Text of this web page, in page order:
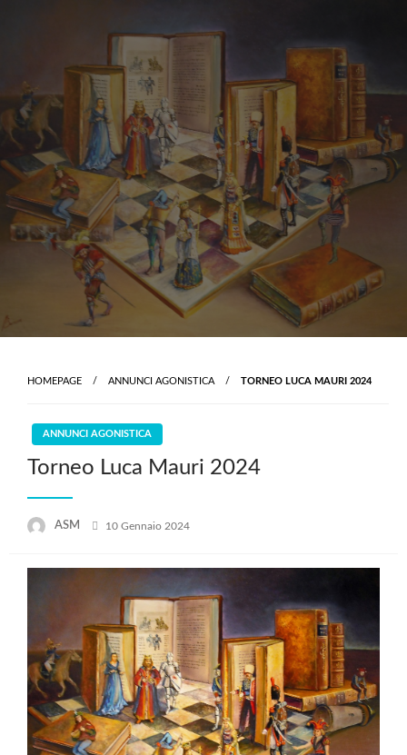
HOMEPAGE ANNUNCI AGONISTICA TORNEO LUCA MAURI 2024
ANNUNCI AGONISTICA
Torneo Luca Mauri 2024
ASM
Posted
10 Gennaio 2024